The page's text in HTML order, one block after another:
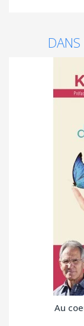
DANS
Au